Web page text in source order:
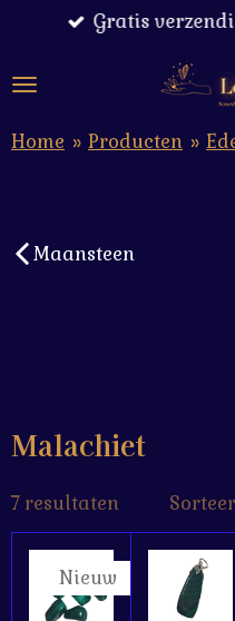
naar
hoofdinhoud
Gratis
Home » Producten »
Maansteen
Malachiet
7 resultaten
Nieuw